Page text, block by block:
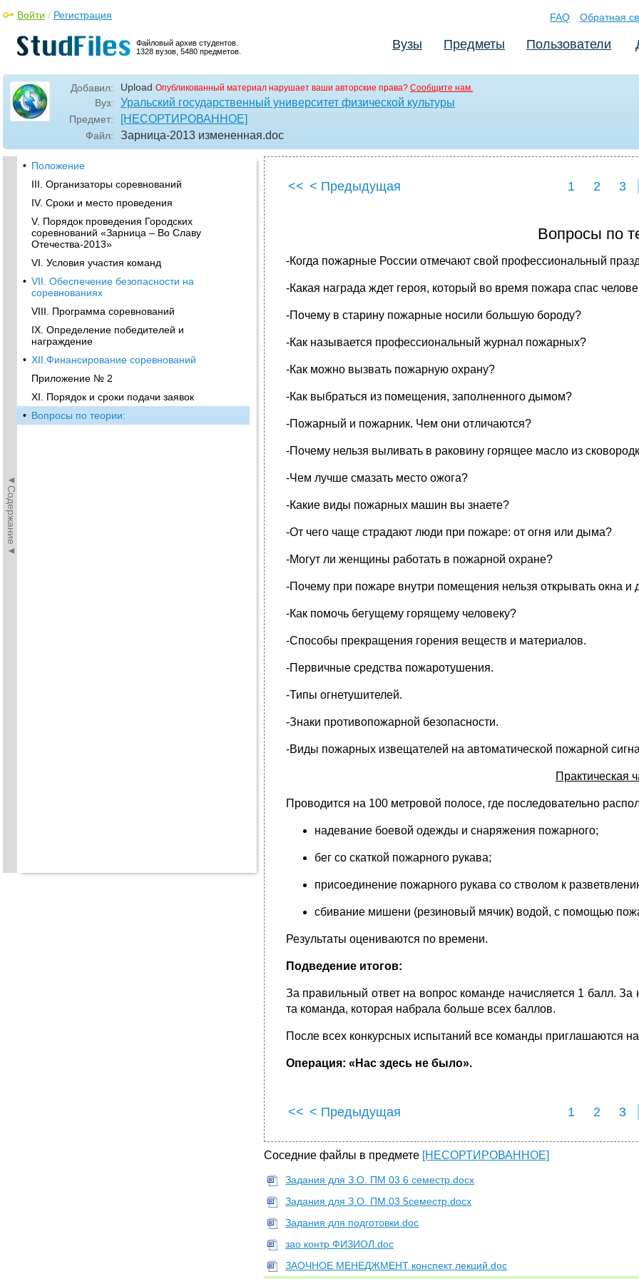
Файловый архив студентов.
1328 вузов, 5480 предметов.
Войти / Регистрация FAQ Обратная
Вузы Предметы Пользователи
Добавил: Upload Опубликованный материал нарушает ваши авторские права? Сообщите нам.
Вуз: Уральский государственный университет физической культуры
Предмет: [НЕСОРТИРОВАННОЕ]
Файл: Зарница-2013 измененная.doc
◄Содержание◄
• Положение
III. Организаторы соревнований
IV. Сроки и место проведения
V. Порядок проведения Городских
соревнований «Зарница – Во Славу
Отечества-2013»
VI. Условия участия команд
• VII. Обеспечение безопасности на
соревнованиях
VIII. Программа соревнований
IX. Определение победителей и
награждение
• XII.Финансирование соревнований
Приложение № 2
XI. Порядок и сроки подачи заявок
• Вопросы по теории:
<< < Предыдущая 1 2 3
Вопросы по
-Когда пожарные России отмечают свой профессиональный
-Какая награда ждет героя, который во время пожара спас
-Почему в старину пожарные носили большую бороду?
-Как называется профессиональный журнал пожарных?
-Как можно вызвать пожарную охрану?
-Как выбраться из помещения, заполненного дымом?
-Пожарный и пожарник. Чем они отличаются?
-Почему нельзя выливать в раковину горящее масло из
-Чем лучше смазать место ожога?
-Какие виды пожарных машин вы знаете?
-От чего чаще страдают люди при пожаре: от огня или дыма?
-Могут ли женщины работать в пожарной охране?
-Почему при пожаре внутри помещения нельзя открывать окна и
-Как помочь бегущему горящему человеку?
-Способы прекращения горения веществ и материалов.
-Первичные средства пожаротушения.
-Типы огнетушителей.
-Знаки противопожарной безопасности.
-Виды пожарных извещателей на автоматической пожарной
Практическая
Проводится на 100 метровой полосе, где последовательно
надевание боевой одежды и снаряжения пожарного;
бег со скаткой пожарного рукава;
присоединение пожарного рукава со стволом к
сбивание мишени (резиновый мячик) водой, с помощью
Результаты оцениваются по времени.
Подведение итогов:
За правильный ответ на вопрос команде начисляется 1 балл.
та команда, которая набрала больше всех баллов.
После всех конкурсных испытаний все команды приглашаются
Операция: «Нас здесь не было».
<< < Предыдущая 1 2 3
Соседние файлы в предмете [НЕСОРТИРОВАННОЕ]
Задания для З.О. ПМ 03 6 семестр.docx
Задания для З.О. ПМ.03 5семестр.docx
Задания для подготовки.doc
зао контр ФИЗИОЛ.doc
ЗАОЧНОЕ МЕНЕДЖМЕНТ конспект лекций.doc